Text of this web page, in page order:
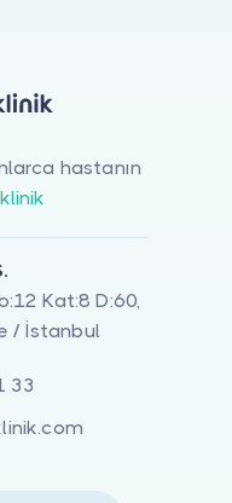
hastanın
Kat:8 D:60,
/ İstanbul
33